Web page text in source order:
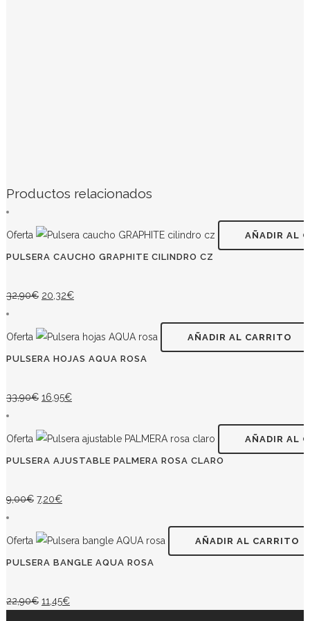
Productos relacionados
Oferta AÑADIR AL
PULSERA CAUCHO GRAPHITE CILINDRO CZ
32,90€ El
original
20,32€El
actual
Oferta AÑADIR AL CARRITO
PULSERA HOJAS AQUA ROSA
33,90€ El
original
16,95€El
actual
Oferta AÑADIR AL
PULSERA AJUSTABLE PALMERA ROSA CLARO
9,00€ El
original
7,20€El
actual
Oferta AÑADIR AL CARRITO
PULSERA BANGLE AQUA ROSA
22,90€ El
11,45€El